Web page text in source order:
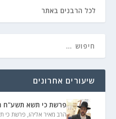
לכל הרבנים באתר
שיעורים אחרונים
פרשת כי תשא תשע"ח
הרב מאיר אליהו, פרשת כי